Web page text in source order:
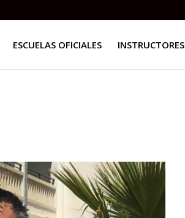
ESCUELAS OFICIALES INSTRUCTORES